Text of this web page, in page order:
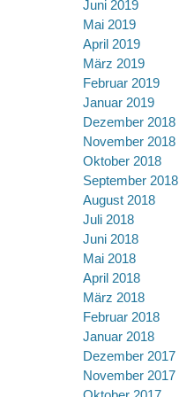
Juni 2019
Mai 2019
April 2019
März 2019
Februar 2019
Januar 2019
Dezember 2018
November 2018
Oktober 2018
September 2018
August 2018
Juli 2018
Juni 2018
Mai 2018
April 2018
März 2018
Februar 2018
Januar 2018
Dezember 2017
November 2017